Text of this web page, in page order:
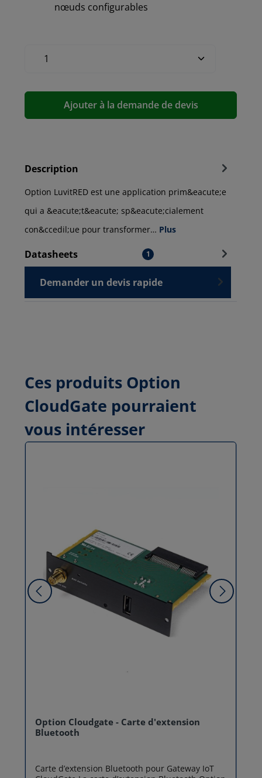
nœuds configurables
Ajouter à la demande de devis
Description
Option LuvitRED est une application prim&eacute;e
qui a &eacute;t&eacute; sp&eacute;cialement
con&ccedil;ue pour transformer… Plus
Datasheets 1
Demander un devis rapide
Ces produits Option
CloudGate pourraient
vous intéresser
Option Cloudgate - Carte d'extension
Bluetooth
Carte d’extension Bluetooth pour Gateway IoT